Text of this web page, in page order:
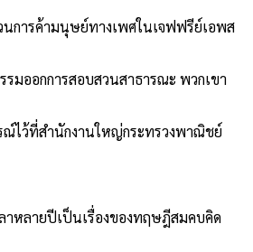
นการค้ามนุษย์ทางเพศในเจฟฟรีย์เอพส
มออกการสอบสวนสาธารณะ พวกเขา
ไว้ที่สำนักงานใหญ่กระทรวงพาณิชย์
าหลายปีเป็นเรื่องของทฤษฎีสมคบคิด